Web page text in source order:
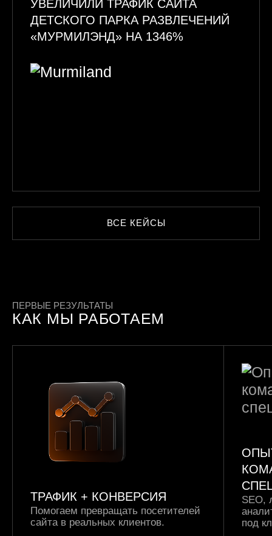
УВЕЛИЧИЛИ ТРАФИК САЙТА
ДЕТСКОГО ПАРКА РАЗВЛЕЧЕНИЙ
«МУРМИЛЭНД» НА 1346%
ВСЕ КЕЙСЫ
ПЕРВЫЕ РЕЗУЛЬТАТЫ
КАК МЫ РАБОТАЕМ
ТРАФИК + КОНВЕРСИЯ
Помогаем превращать посетителей
сайта в реальных клиентов.
SEO,
под